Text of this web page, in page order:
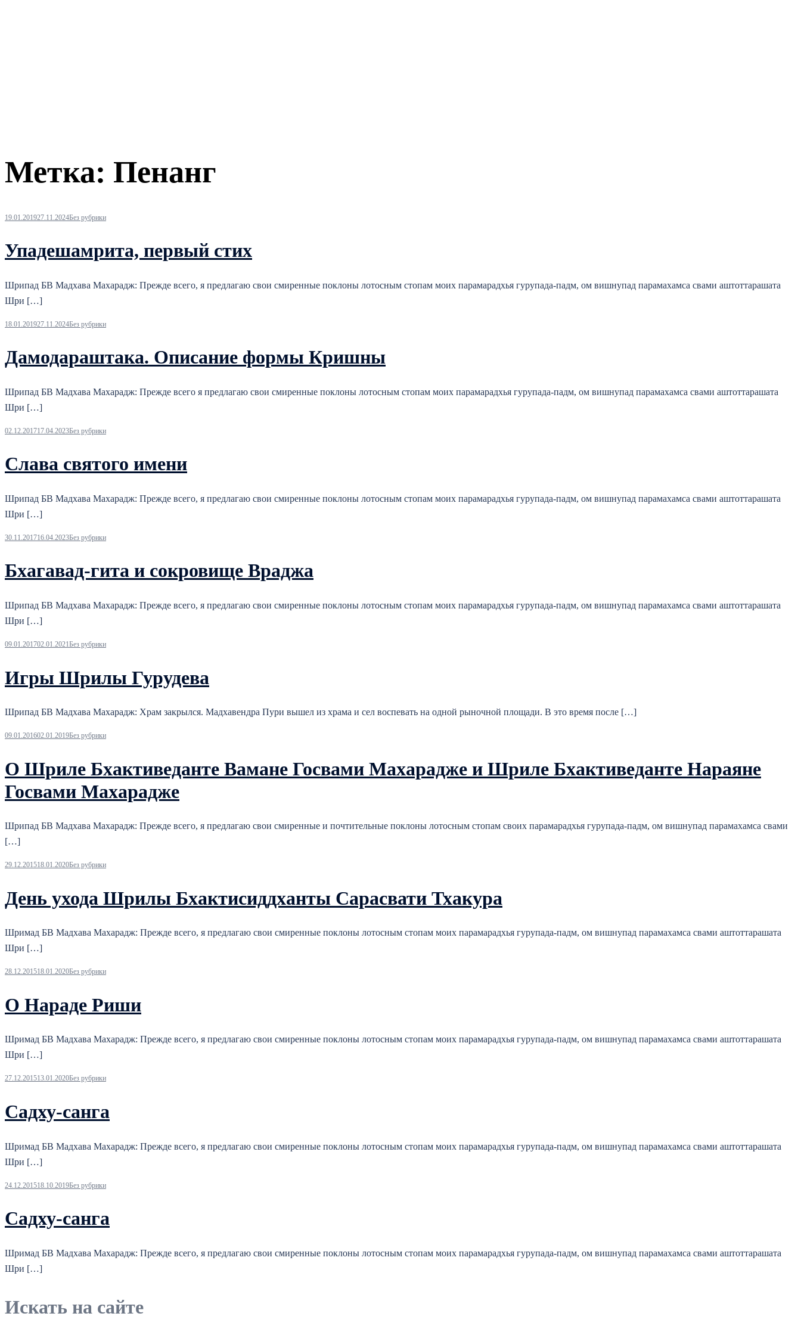
Метка: Пенанг
19.01.201927.11.2024Без рубрики
Упадешамрита, первый стих
Шрипад БВ Мадхава Махарадж: Прежде всего, я предлагаю свои смиренные поклоны лотосным стопам моих парамарадхья гурупада-падм, ом вишнупад парамахамса свами аштоттарашата
Шри […]
18.01.201927.11.2024Без рубрики
Дамодараштака. Описание формы Кришны
Шрипад БВ Мадхава Махарадж: Прежде всего я предлагаю свои смиренные поклоны лотосным стопам моих парамарадхья гурупада-падм, ом вишнупад парамахамса свами аштоттарашата
Шри […]
02.12.201717.04.2023Без рубрики
Слава святого имени
Шрипад БВ Мадхава Махарадж: Прежде всего, я предлагаю свои смиренные поклоны лотосным стопам моих парамарадхья гурупада-падм, ом вишнупад парамахамса свами аштоттарашата
Шри […]
30.11.201716.04.2023Без рубрики
Бхагавад-гита и сокровище Враджа
Шрипад БВ Мадхава Махарадж: Прежде всего, я предлагаю свои смиренные поклоны лотосным стопам моих парамарадхья гурупада-падм, ом вишнупад парамахамса свами аштоттарашата
Шри […]
09.01.201702.01.2021Без рубрики
Игры Шрилы Гурудева
Шрипад БВ Мадхава Махарадж: Храм закрылся. Мадхавендра Пури вышел из храма и сел воспевать на одной рыночной площади. В это время после […]
09.01.201602.01.2019Без рубрики
О Шриле Бхактиведанте Вамане Госвами Махарадже и Шриле Бхактиведанте Нараяне
Госвами Махарадже
Шрипад БВ Мадхава Махарадж: Прежде всего, я предлагаю свои смиренные и почтительные поклоны лотосным стопам своих парамарадхья гурупада-падм, ом вишнупад парамахамса свами
[…]
29.12.201518.01.2020Без рубрики
День ухода Шрилы Бхактисиддханты Сарасвати Тхакура
Шримад БВ Мадхава Махарадж: Прежде всего, я предлагаю свои смиренные поклоны лотосным стопам моих парамарадхья гурупада-падм, ом вишнупад парамахамса свами аштоттарашата
Шри […]
28.12.201518.01.2020Без рубрики
О Нараде Риши
Шримад БВ Мадхава Махарадж: Прежде всего, я предлагаю свои смиренные поклоны лотосным стопам моих парамарадхья гурупада-падм, ом вишнупад парамахамса свами аштоттарашата
Шри […]
27.12.201513.01.2020Без рубрики
Садху-санга
Шримад БВ Мадхава Махарадж: Прежде всего, я предлагаю свои смиренные поклоны лотосным стопам моих парамарадхья гурупада-падм, ом вишнупад парамахамса свами аштоттарашата
Шри […]
24.12.201518.10.2019Без рубрики
Садху-санга
Шримад БВ Мадхава Махарадж: Прежде всего, я предлагаю свои смиренные поклоны лотосным стопам моих парамарадхья гурупада-падм, ом вишнупад парамахамса свами аштоттарашата
Шри […]
Искать на сайте